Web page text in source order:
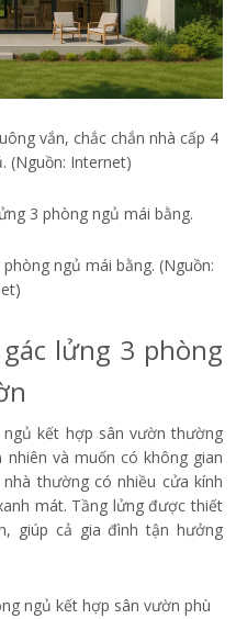
vắn, chắc chắn nhà cấp 4
(Nguồn: Internet)
ngủ mái bằng. (Nguồn:
lửng 3 phòng
kết hợp sân vườn thường
và muốn có không gian
thường có nhiều cửa kính
mát. Tầng lửng được thiết
giúp cả gia đình tận hưởng